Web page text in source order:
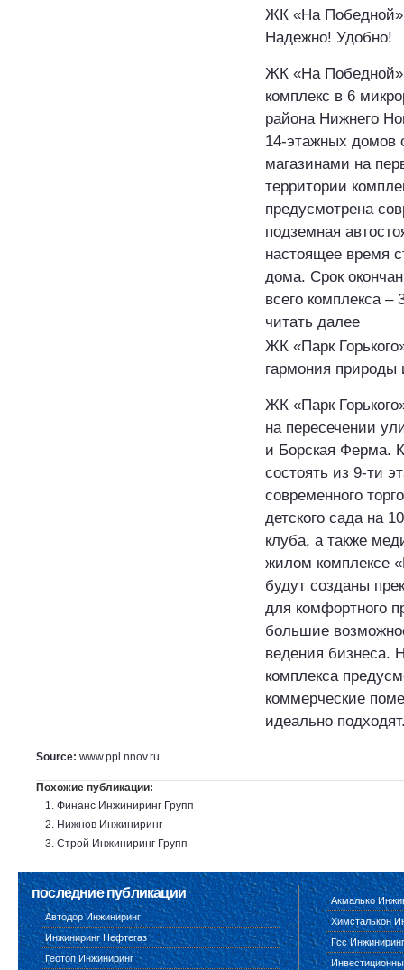
ЖК «На
Надежно! Удобно!
ЖК «На
комплекс в 6
района Нижнего
14-этажных
магазинами на
территории
предусмотрена
подземная
настоящее время
дома. Срок
всего комплекса –
читать далее
ЖК «Парк
гармония
ЖК «Парк
на пересечении
и Борская Ферма.
состоять из 9-ти
современного
детского сада на
клуба, а также
жилом комплексе
будут созданы
для комфортного
большие
ведения бизнеса.
комплекса
коммерческие
идеально
Source: www.ppl.nnov.ru
Похожие публикации:
Финанс Инжиниринг Групп
Нижнов Инжиниринг
Строй Инжиниринг Групп
последние публикации
Автодор Инжиниринг
Инжиниринг Нефтегаз
Геотоп Инжиниринг
Акмалько
Химсталькон
Гсс Инжиниринг